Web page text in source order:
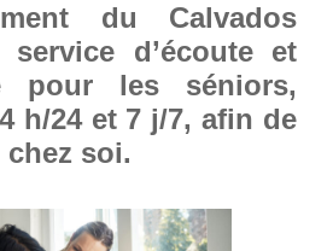
du Calvados
d’écoute et
pour les séniors,
h/24 et 7 j/7, afin de
chez soi.